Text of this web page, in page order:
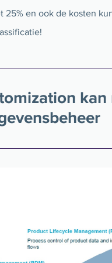
25% en ook de kosten